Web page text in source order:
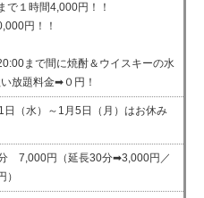
１時間4,000円！！
円！！
まで間に焼酎＆ウイスキーの水
放題料金➡０円！
（水）～1月5日（月）はお休み
7,000円（延長30分➡3,000円／